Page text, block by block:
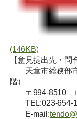
(146KB)
【意見提出先・問
天童市総務部市
階）
〒994-8510 山
TEL:023-654-
E-mail: